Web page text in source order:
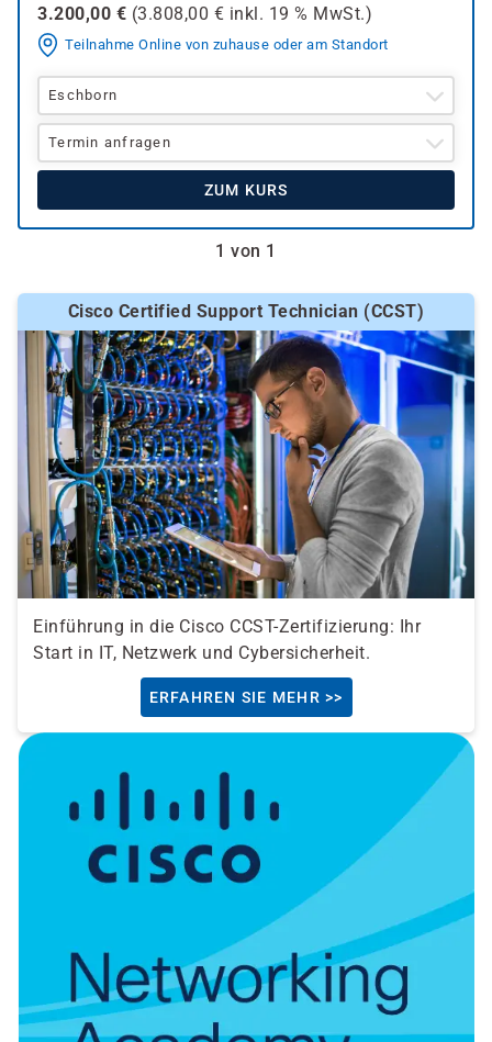
3.200,00 € (3.808,00 € inkl. 19 % MwSt.)
Teilnahme Online von zuhause oder am Standort
Eschborn
Termin anfragen
ZUM KURS
1 von 1
Cisco Certified Support Technician (CCST)
Einführung in die Cisco CCST-Zertifizierung: Ihr
Start in IT, Netzwerk und Cybersicherheit.
ERFAHREN SIE MEHR >>